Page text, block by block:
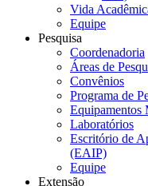
Vida
Equipe
Pesquisa
Coordenadoria
Áreas de
Convênios
Programa de
Laboratórios
Escritório de
(EAIP)
Equipe
Extensão